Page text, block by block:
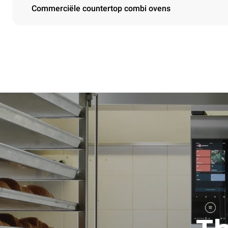
Commerciële countertop combi ovens
178 kg
Roosterspecificaties Number of
Power supply Voltage
380-415V
Stekkertype